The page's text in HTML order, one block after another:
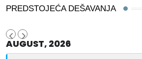
PREDSTOJEĆA DEŠAVANJA
AUGUST, 2026